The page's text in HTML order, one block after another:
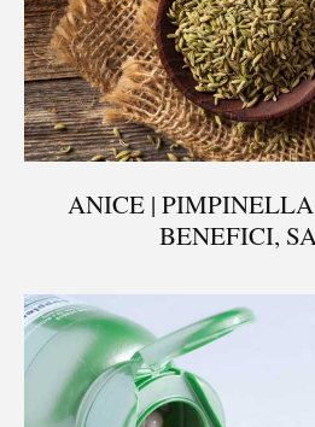
ANICE | PIMPINELLA
BENEFICI,